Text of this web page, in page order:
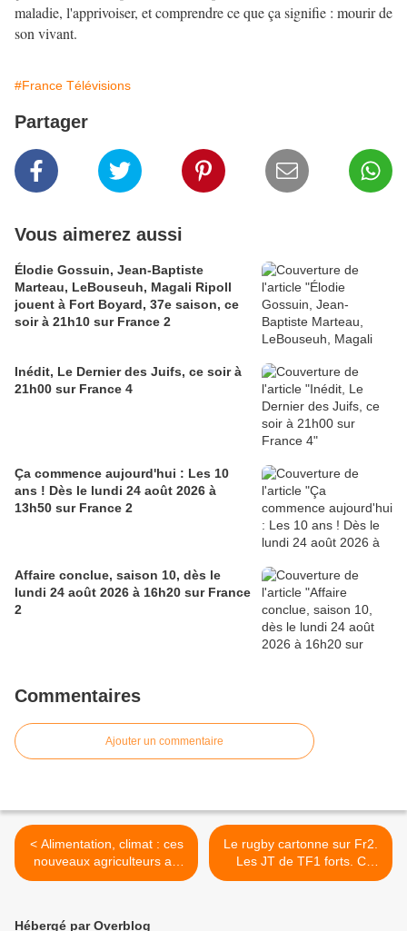
maladie, l'apprivoiser, et comprendre ce que ça signifie : mourir de
son vivant.
#France Télévisions
Partager
Vous aimerez aussi
Élodie Gossuin, Jean-Baptiste
Marteau, LeBouseuh, Magali Ripoll
jouent à Fort Boyard, 37e saison, ce
soir à 21h10 sur France 2
Inédit, Le Dernier des Juifs, ce soir à
21h00 sur France 4
Ça commence aujourd'hui : Les 10
ans ! Dès le lundi 24 août 2026 à
13h50 sur France 2
Affaire conclue, saison 10, dès le
lundi 24 août 2026 à 16h20 sur France
2
Commentaires
Ajouter un commentaire
< Alimentation, climat : ces
nouveaux agriculteurs au
secours de la planète, ce
Le rugby cartonne sur Fr2.
Les JT de TF1 forts. C
l'hebdo domine nettement
Hébergé par Overblog